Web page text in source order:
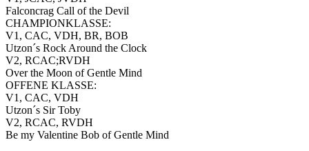
Falconcrag Call of the Devil
CHAMPIONKLASSE:
V1, CAC, VDH, BR, BOB
Utzon´s Rock Around the Clock
V2, RCAC;RVDH
Over the Moon of Gentle Mind
OFFENE KLASSE:
V1, CAC, VDH
Utzon´s Sir Toby
V2, RCAC, RVDH
Be my Valentine Bob of Gentle Mind